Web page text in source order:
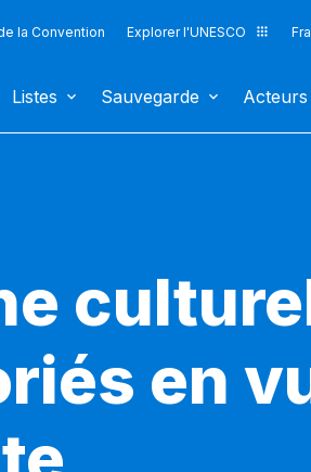
la Convention Explorer l'UNESCO
Listes Sauvegarde Acteurs
en